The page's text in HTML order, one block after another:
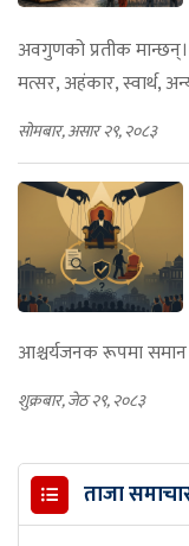
अवगुणको प्रतीक
मत्सर, अहंकार, स्वार्थ,
सोमबार, असार २९, २०८३
आश्चर्यजनक रूपमा समान
शुक्रबार, जेठ २९, २०८३
ताजा